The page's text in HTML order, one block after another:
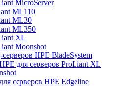
MicroServer
ML110
ML30
ML350
XL
Moonshot
HPE BladeSystem
для серверов ProLiant XL
серверов HPE Edgeline